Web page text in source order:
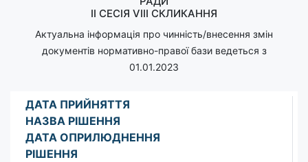
II СЕСІЯ VIІІ СКЛИКАННЯ
Актуальна інформація про чинність/внесення змін
документів нормативно-правої бази ведеться з
01.01.2023
ДАТА ПРИЙНЯТТЯ
НАЗВА РІШЕННЯ
ДАТА ОПРИЛЮДНЕННЯ
РІШЕННЯ